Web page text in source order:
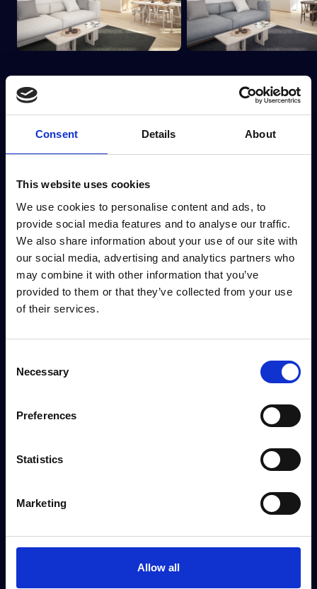
Consent Details About
This website uses cookies
We use cookies to personalise content and ads, to
provide social media features and to analyse our traffic.
We also share information about your use of our site with
our social media, advertising and analytics partners who
may combine it with other information that you’ve
provided to them or that they’ve collected from your use
of their services.
Selection
Necessary
Preferences
Statistics
Marketing
Allow all
Filip Åkerholt
CCO
filip.akerholt@visuado.com